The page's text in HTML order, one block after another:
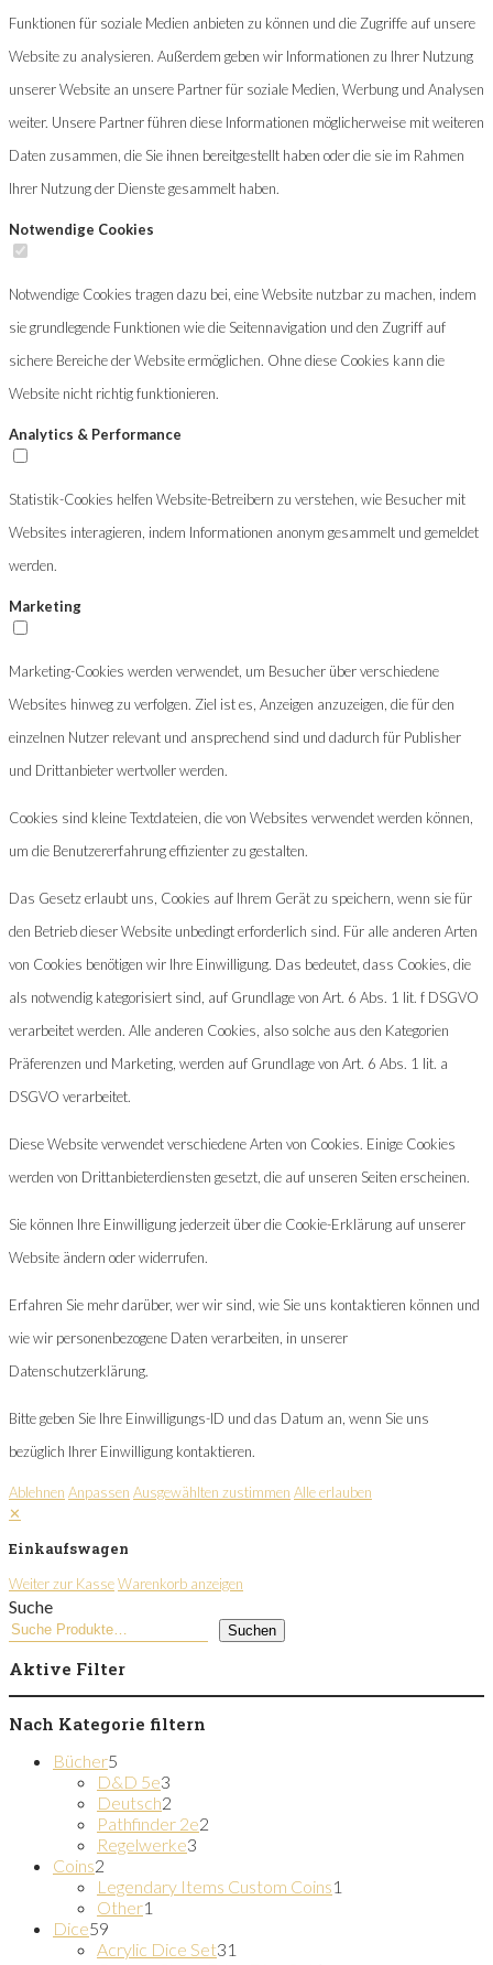
Funktionen für soziale Medien anbieten zu können und die Zugriffe auf unsere
Website zu analysieren. Außerdem geben wir Informationen zu Ihrer Nutzung
unserer Website an unsere Partner für soziale Medien, Werbung und Analysen
weiter. Unsere Partner führen diese Informationen möglicherweise mit weiteren
Daten zusammen, die Sie ihnen bereitgestellt haben oder die sie im Rahmen
Ihrer Nutzung der Dienste gesammelt haben.
Notwendige Cookies
Notwendige Cookies tragen dazu bei, eine Website nutzbar zu machen, indem
sie grundlegende Funktionen wie die Seitennavigation und den Zugriff auf
sichere Bereiche der Website ermöglichen. Ohne diese Cookies kann die
Website nicht richtig funktionieren.
Analytics & Performance
Statistik-Cookies helfen Website-Betreibern zu verstehen, wie Besucher mit
Websites interagieren, indem Informationen anonym gesammelt und gemeldet
werden.
Marketing
Marketing-Cookies werden verwendet, um Besucher über verschiedene
Websites hinweg zu verfolgen. Ziel ist es, Anzeigen anzuzeigen, die für den
einzelnen Nutzer relevant und ansprechend sind und dadurch für Publisher
und Drittanbieter wertvoller werden.
Cookies sind kleine Textdateien, die von Websites verwendet werden können,
um die Benutzererfahrung effizienter zu gestalten.
Das Gesetz erlaubt uns, Cookies auf Ihrem Gerät zu speichern, wenn sie für
den Betrieb dieser Website unbedingt erforderlich sind. Für alle anderen Arten
von Cookies benötigen wir Ihre Einwilligung. Das bedeutet, dass Cookies, die
als notwendig kategorisiert sind, auf Grundlage von Art. 6 Abs. 1 lit. f DSGVO
verarbeitet werden. Alle anderen Cookies, also solche aus den Kategorien
Präferenzen und Marketing, werden auf Grundlage von Art. 6 Abs. 1 lit. a
DSGVO verarbeitet.
Diese Website verwendet verschiedene Arten von Cookies. Einige Cookies
werden von Drittanbieterdiensten gesetzt, die auf unseren Seiten erscheinen.
Sie können Ihre Einwilligung jederzeit über die Cookie-Erklärung auf unserer
Website ändern oder widerrufen.
Erfahren Sie mehr darüber, wer wir sind, wie Sie uns kontaktieren können und
wie wir personenbezogene Daten verarbeiten, in unserer
Datenschutzerklärung.
Bitte geben Sie Ihre Einwilligungs-ID und das Datum an, wenn Sie uns
bezüglich Ihrer Einwilligung kontaktieren.
Ablehnen Anpassen Ausgewählten zustimmen Alle erlauben
✕
Einkaufswagen
Weiter zur KasseWarenkorb anzeigen
Suche
Suchen
Aktive Filter
Nach Kategorie filtern
Bücher5
Produkte
D&D 5e3
Produkte
Deutsch2
Produkte
Pathfinder 2e2
Regelwerke3
Coins2
Produkte
Legendary Items Custom Coins1
Other1
Dice59
Produkte
Acrylic Dice Set31